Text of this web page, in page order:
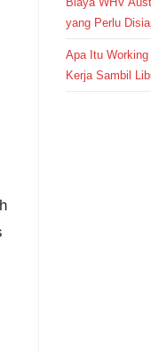
yang Perlu
Apa Itu
Kerja Sambil